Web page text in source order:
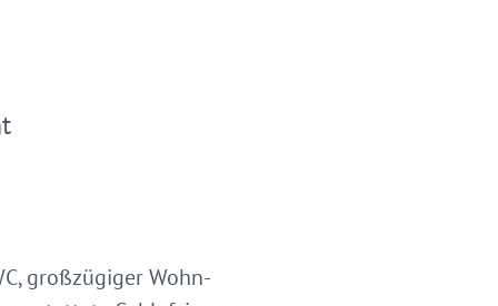
großzügiger Wohn-